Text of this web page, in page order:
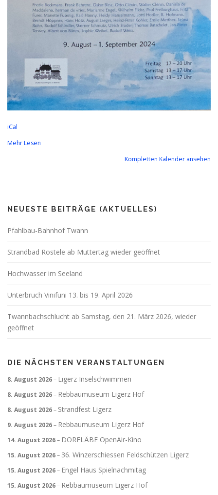
iCal
Mehr Lesen
Kompletten Kalender ansehen
NEUESTE BEITRÄGE (AKTUELLES)
Pfahlbau-Bahnhof Twann
Strandbad Rostele ab Muttertag wieder geöffnet
Hochwasser im Seeland
Unterbruch Vinifuni 13. bis 19. April 2026
Twannbachschlucht ab Samstag, den 21. März 2026, wieder
geöffnet
DIE NÄCHSTEN VERANSTALTUNGEN
8. August 2026– Ligerz Inselschwimmen
8. August 2026– Rebbaumuseum Ligerz Hof
8. August 2026– Strandfest Ligerz
9. August 2026– Rebbaumuseum Ligerz Hof
14. August 2026– DORFLÄBE OpenAir-Kino
15. August 2026– 36. Winzerschiessen Feldschützen Ligerz
15. August 2026– Engel Haus Spielnachmitag
15. August 2026– Rebbaumuseum Ligerz Hof